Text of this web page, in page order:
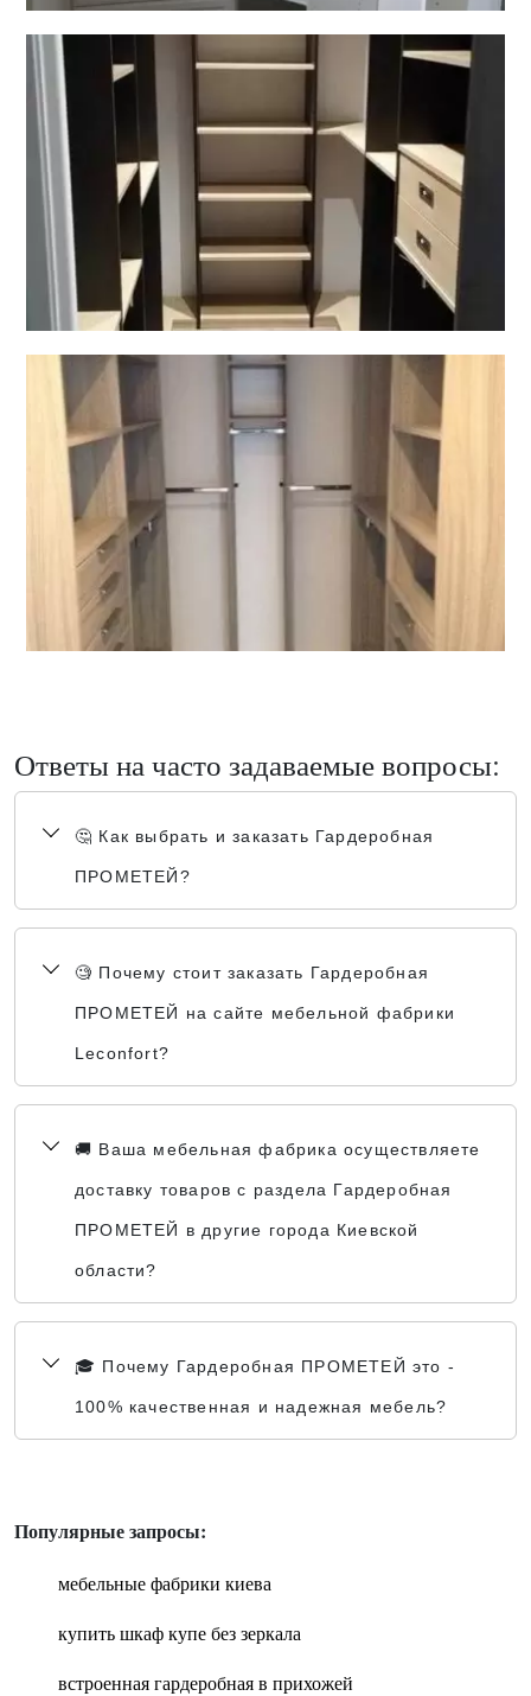
Ответы на часто задаваемые вопросы:
🤔 Как выбрать и заказать Гардеробная
ПРОМЕТЕЙ?
🧐 Почему стоит заказать Гардеробная
ПРОМЕТЕЙ на сайте мебельной фабрики
Leconfort?
🚚 Ваша мебельная фабрика осуществляете
доставку товаров с раздела Гардеробная
ПРОМЕТЕЙ в другие города Киевской
области?
🎓 Почему Гардеробная ПРОМЕТЕЙ это -
100% качественная и надежная мебель?
Популярные запросы:
мебельные фабрики киева
купить шкаф купе без зеркала
встроенная гардеробная в прихожей